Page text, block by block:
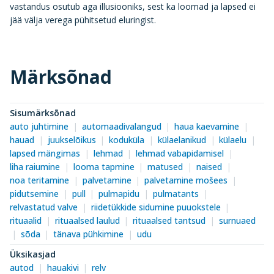
vastandus osutub aga illusiooniks, sest ka loomad ja lapsed ei
jää välja verega pühitsetud eluringist.
Märksõnad
Sisumärksõnad
auto juhtimine
automaadivalangud
haua kaevamine
hauad
juukselõikus koduküla külaelanikud
külaelu
lapsed mängimas
lehmad
lehmad vabapidamisel
liha raiumine
looma tapmine matused
naised
noa teritamine
palvetamine
palvetamine mošees
pidutsemine
pull pulmapidu
pulmatants
relvastatud valve
riidetükkide sidumine puuokstele
rituaalid
rituaalsed laulud rituaalsed tantsud
surnuaed
sõda
tänava pühkimine
udu
Üksikasjad
autod
hauakivi
relv